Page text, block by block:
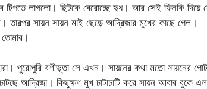
টিপতে লাগলো। ছিটকে বেরোচ্ছে দুধ। আর সেই ফিনকি দিয়ে
তারপর সায়ন সায়ন মাই ছেড়ে আদ্রিজার মুখের কাছে গেল।
পুরোপুরি বশীভূতা সে এখন। সায়নের কথা মতো সায়নের
আদ্রিজা। কিছুক্ষণ মুখ চাটাচাটি করে সায়ন আবার বুকে